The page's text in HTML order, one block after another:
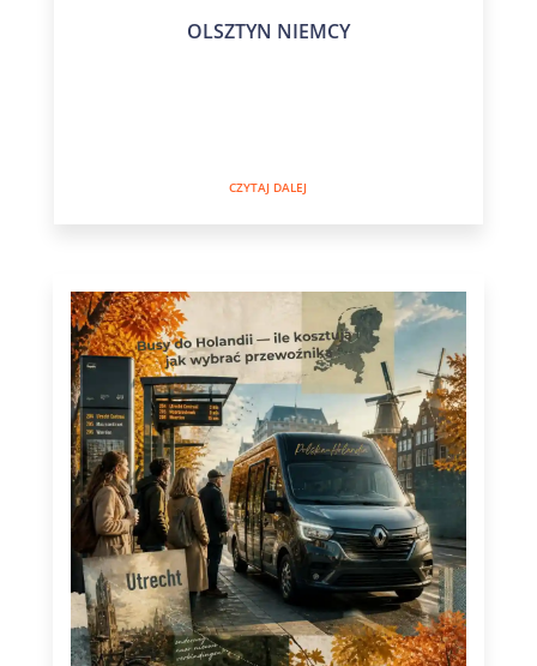
OLSZTYN NIEMCY
CZYTAJ DALEJ